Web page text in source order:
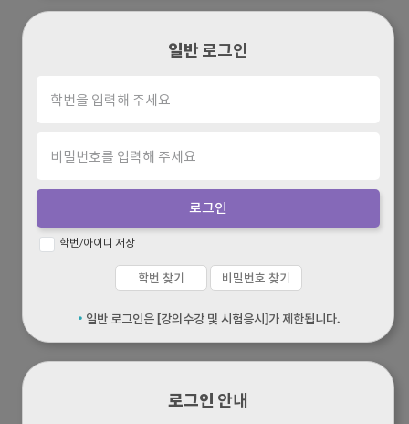
일반 로그인
로그인
학번/아이디 저장
학번 찾기 비밀번호 찾기
· 일반 로그인은 [강의수강 및 시험응시]가 제한됩니다.
로그인 안내